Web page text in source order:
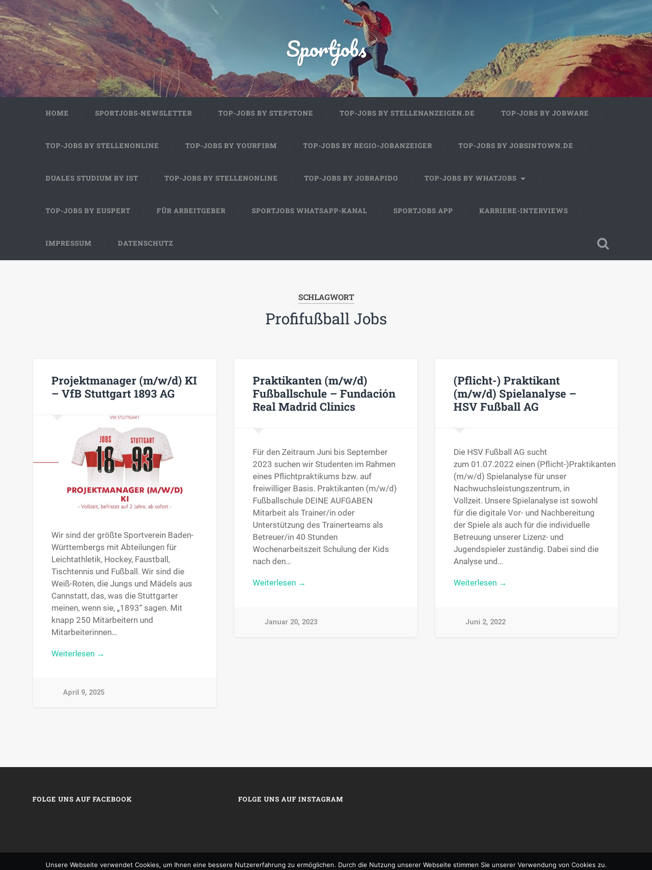
Sportjobs
HOME SPORTJOBS-NEWSLETTER TOP-JOBS BY STEPSTONE TOP-JOBS BY STELLENANZEIGEN.DE TOP-JOBS BY JOBWARE
TOP-JOBS BY STELLENONLINE TOP-JOBS BY YOURFIRM TOP-JOBS BY REGIO-JOBANZEIGER TOP-JOBS BY JOBSINTOWN.DE
DUALES STUDIUM BY IST TOP-JOBS BY STELLENONLINE TOP-JOBS BY JOBRAPIDO TOP-JOBS BY WHATJOBS
TOP-JOBS BY EUSPERT FÜR ARBEITGEBER SPORTJOBS WHATSAPP-KANAL SPORTJOBS APP KARRIERE-INTERVIEWS
IMPRESSUM DATENSCHUTZ
SCHLAGWORT
Profifußball Jobs
Projektmanager (m/w/d) KI
– VfB Stuttgart 1893 AG
Wir sind der größte Sportverein Baden-
Württembergs mit Abteilungen für
Leichtathletik, Hockey, Faustball,
Tischtennis und Fußball. Wir sind die
Weiß-Roten, die Jungs und Mädels aus
Cannstatt, das, was die Stuttgarter
meinen, wenn sie, „1893“ sagen. Mit
knapp 250 Mitarbeitern und
Mitarbeiterinnen…
Weiterlesen →
April 9, 2025
Praktikanten (m/w/d)
Fußballschule – Fundación
Real Madrid Clinics
Für den Zeitraum Juni bis September
2023 suchen wir Studenten im Rahmen
eines Pflichtpraktikums bzw. auf
freiwilliger Basis. Praktikanten (m/w/d)
Fußballschule DEINE AUFGABEN
Mitarbeit als Trainer/in oder
Unterstützung des Trainerteams als
Betreuer/in 40 Stunden
Wochenarbeitszeit Schulung der Kids
nach den…
Weiterlesen →
Januar 20, 2023
(Pflicht-) Praktikant
(m/w/d) Spielanalyse –
HSV Fußball AG
Die HSV Fußball AG sucht
zum 01.07.2022 einen (Pflicht-)Praktikanten
(m/w/d) Spielanalyse für unser
Nachwuchsleistungszentrum, in
Vollzeit. Unsere Spielanalyse ist sowohl
für die digitale Vor- und Nachbereitung
der Spiele als auch für die individuelle
Betreuung unserer Lizenz- und
Jugendspieler zuständig. Dabei sind die
Analyse und…
Weiterlesen →
Juni 2, 2022
FOLGE UNS AUF FACEBOOK FOLGE UNS AUF INSTAGRAM
Unsere Webseite verwendet Cookies, um Ihnen eine bessere Nutzererfahrung zu ermöglichen. Durch die Nutzung unserer Webseite stimmen Sie unserer Verwendung von Cookies zu.